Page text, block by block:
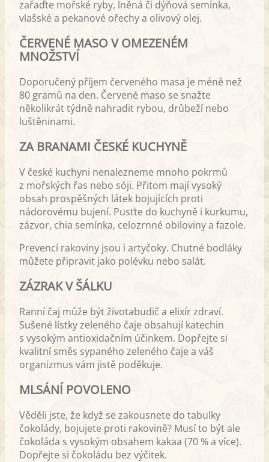
zařaďte mořské ryby, lněná či dýňová semínka,
vlašské a pekanové ořechy a olivový olej.
ČERVENÉ MASO V OMEZENÉM
MNOŽSTVÍ
Doporučený příjem červeného masa je méně než
80 gramů na den. Červené maso se snažte
několikrát týdně nahradit rybou, drůbeží nebo
luštěninami.
ZA BRANAMI ČESKÉ KUCHYNĚ
V české kuchyni nenalezneme mnoho pokrmů
z mořských řas nebo sóji. Přitom mají vysoký
obsah prospěšných látek bojujících proti
nádorovému bujení. Pusťte do kuchyně i kurkumu,
zázvor, chia semínka, celozrnné obiloviny a fazole.
Prevencí rakoviny jsou i artyčoky. Chutné bodláky
můžete připravit jako polévku nebo salát.
ZÁZRAK V ŠÁLKU
Ranní čaj může být životabudič a elixír zdraví.
Sušené lístky zeleného čaje obsahují katechin
s vysokým antioxidačním účinkem. Dopřejte si
kvalitní směs sypaného zeleného čaje a váš
organizmus vám jistě poděkuje.
MLSÁNÍ POVOLENO
Věděli jste, že když se zakousnete do tabulky
čokolády, bojujete proti rakovině? Musí to být ale
čokoláda s vysokým obsahem kakaa (70 % a více).
Dopřejte si čokoládu bez výčitek.